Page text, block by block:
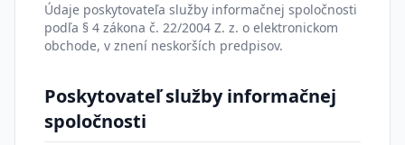
Údaje poskytovateľa služby informačnej spoločnosti
podľa § 4 zákona č. 22/2004 Z. z. o elektronickom
obchode, v znení neskorších predpisov.
Poskytovateľ služby informačnej
spoločnosti